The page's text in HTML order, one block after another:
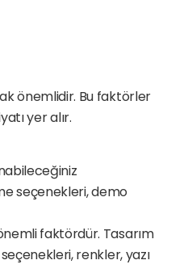
önemlidir. Bu faktörler
yer alır.
seçenekleri, demo
faktördür. Tasarım
renkler, yazı